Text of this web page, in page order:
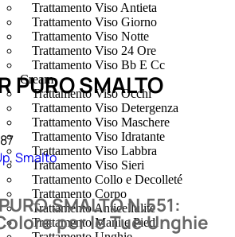
Trattamento Viso Antieta
Trattamento Viso Giorno
Trattamento Viso Notte
Trattamento Viso 24 Ore
Trattamento Viso Bb E Cc
Cream
Trattamento Viso Occhi
Trattamento Viso Detergenza
Trattamento Viso Maschere
Trattamento Viso Idratante
Trattamento Viso Labbra
Trattamento Viso Sieri
Trattamento Collo e Decolleté
Trattamento Corpo
Trattamento Anticellulite
Trattamento Mani e Piedi
PURO SMALTO
,Smalto
SMALTO N.551:
per le Tue Unghie